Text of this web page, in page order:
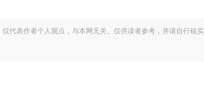
代表作者个人观点，与本网无关。仅供读者参考，并请自行核实